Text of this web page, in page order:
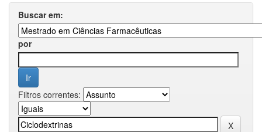
Buscar em:
por
Filtros correntes: